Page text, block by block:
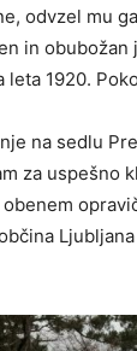
odvzel mu
in
leta 1920.
na sedlu
za uspešno